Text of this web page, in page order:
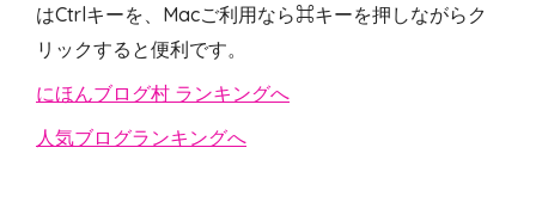
はCtrlキーを、Macご利用なら⌘キーを押しながらク
リックすると便利です。
にほんブログ村 ランキングへ
人気ブログランキングへ